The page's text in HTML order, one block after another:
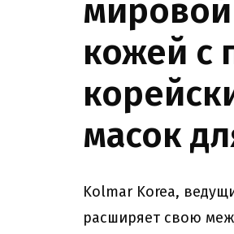
мировой
кожей с
масок
Kolmar Korea,
расширяет свою